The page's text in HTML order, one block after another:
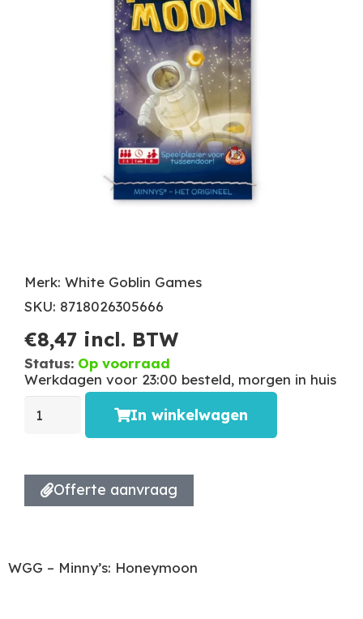
Merk: White Goblin Games
SKU: 8718026305666
€8,47 incl. BTW
Status: Op voorraad
Werkdagen voor 23:00 besteld, morgen in huis
In winkelwagen
Offerte aanvraag
WGG – Minny’s: Honeymoon